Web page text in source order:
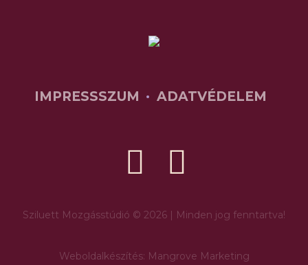
IMPRESSSZUM ADATVÉDELEM
Sziluett Mozgásstúdió © 2026 | Minden jog fenntartva!
Weboldalkészítés: Mangrove Marketing